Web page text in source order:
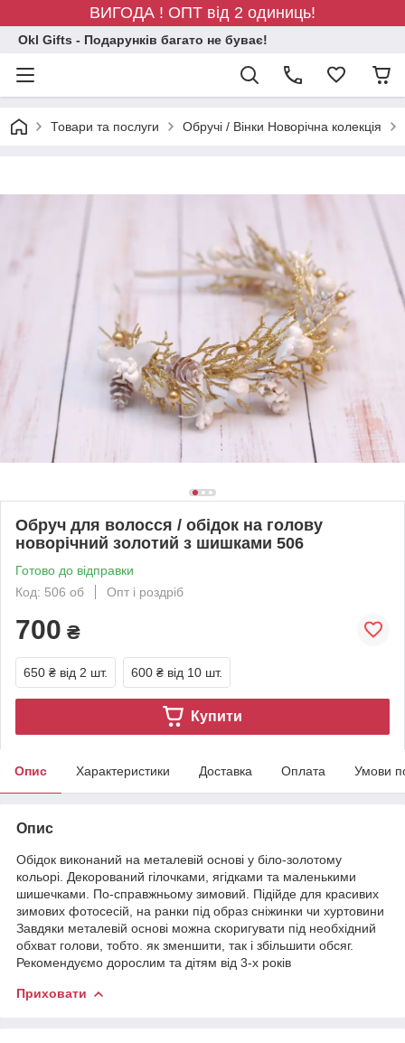
ВИГОДА ! ОПТ від 2 одиниць!
Okl Gifts - Подарунків багато не буває!
Товари та послуги Обручі / Вінки Новорічна колекція
Обруч для волосся / обідок на голову
новорічний золотий з шишками 506
Готово до відправки
Код: 506 об
Опт і роздріб
700 ₴
650 ₴ від 2 шт. 600 ₴ від 10 шт.
Купити
Опис Характеристики Доставка Оплата Умови
Опис
Обідок виконаний на металевій основі у біло-золотому
кольорі. Декорований гілочками, ягідками та маленькими
шишечками. По-справжньому зимовий. Підійде для красивих
зимових фотосесій, на ранки під образ сніжинки чи хуртовини
Завдяки металевій основі можна скоригувати під необхідний
обхват голови, тобто. як зменшити, так і збільшити обсяг.
Рекомендуємо дорослим та дітям від 3-х років
Приховати